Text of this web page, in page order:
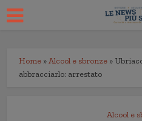
Home »Alcool e sbronze »
abbracciarlo: arrestato
Alcool e